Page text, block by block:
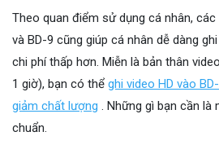
Theo quan điểm sử dụng cá nhân,
và BD-9 cũng giúp cá nhân dễ dàng
chi phí thấp hơn. Miễn là bản thân
1 giờ), bạn có thể ghi video HD vào
giảm chất lượng . Những gì bạn cần là
chuẩn.